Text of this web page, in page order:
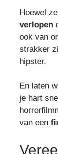
Hoewel ze
verlopen
ook van
strakker
hipster.
En laten
je hart
van een